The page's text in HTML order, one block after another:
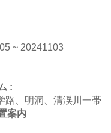
~ 20241103
:
路、明洞、清渓川一帯
案内